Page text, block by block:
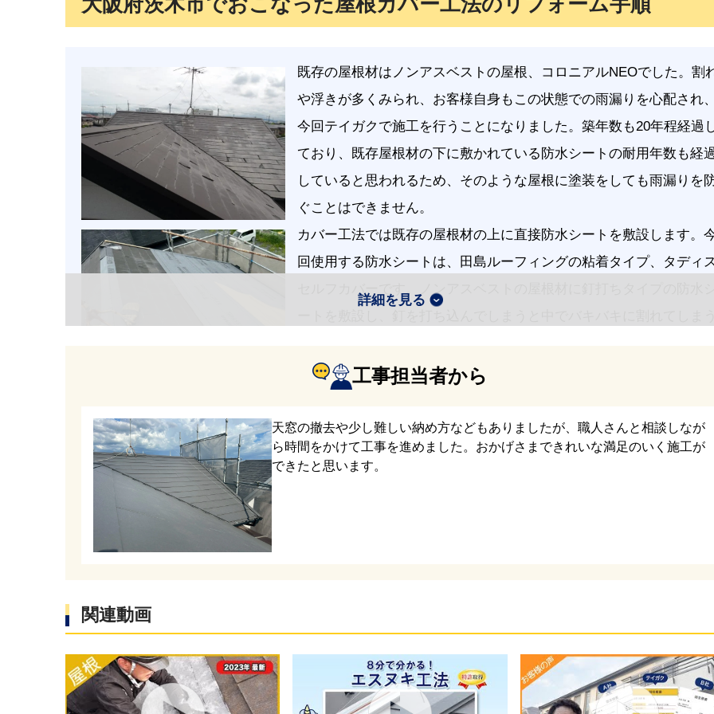
既存の屋根材はノンアスベストの屋根、コロニアルNEOでした。割
や浮きが多くみられ、お客様自身もこの状態での雨漏りを心配され、
今回テイガクで施工を行うことになりました。築年数も20年程経過
ており、既存屋根材の下に敷かれている防水シートの耐用年数も経
していると思われるため、そのような屋根に塗装をしても雨漏りを
ぐことはできません。
カバー工法では既存の屋根材の上に直接防水シートを敷設します。
回使用する防水シートは、田島ルーフィングの粘着タイプ、タディ
セルフカバーです。ノンアスベストの屋根材に釘打ちタイプの防水シ
す。
材は、アイジー工業のスーパーガルテクトです。こちらの屋根材は断
熱材一体型の屋根材で、断熱性、遮音性に優れた屋根材です。屋根材
詳細を見る
工事担当者から
天窓の撤去や少し難しい納め方などもありましたが、職人さんと相談しなが
ら時間をかけて工事を進めました。おかげさまできれいな満足のいく施工が
できたと思います。
関連動画